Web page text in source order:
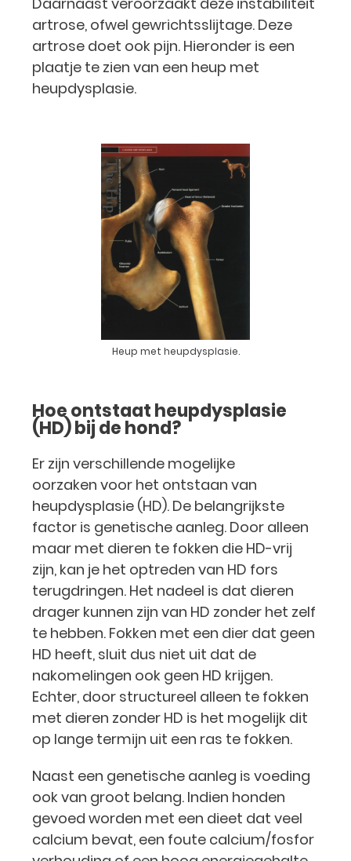
artrose, ofwel gewrichtsslijtage. Deze
artrose doet ook pijn. Hieronder is een
plaatje te zien van een heup met
heupdysplasie.
Heup met heupdysplasie.
Hoe ontstaat heupdysplasie
(HD) bij de hond?
Er zijn verschillende mogelijke
oorzaken voor het ontstaan van
heupdysplasie (HD). De belangrijkste
factor is genetische aanleg. Door alleen
maar met dieren te fokken die HD-vrij
zijn, kan je het optreden van HD fors
terugdringen. Het nadeel is dat dieren
drager kunnen zijn van HD zonder het zelf
te hebben. Fokken met een dier dat geen
HD heeft, sluit dus niet uit dat de
nakomelingen ook geen HD krijgen.
Echter, door structureel alleen te fokken
met dieren zonder HD is het mogelijk dit
op lange termijn uit een ras te fokken.
Naast een genetische aanleg is voeding
ook van groot belang. Indien honden
gevoed worden met een dieet dat veel
calcium bevat, een foute calcium/fosfor